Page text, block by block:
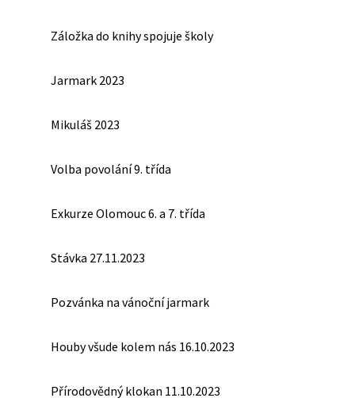
Záložka do knihy spojuje školy
Jarmark 2023
Mikuláš 2023
Volba povolání 9. třída
Exkurze Olomouc 6. a 7. třída
Stávka 27.11.2023
Pozvánka na vánoční jarmark
Houby všude kolem nás 16.10.2023
Přírodovědný klokan 11.10.2023